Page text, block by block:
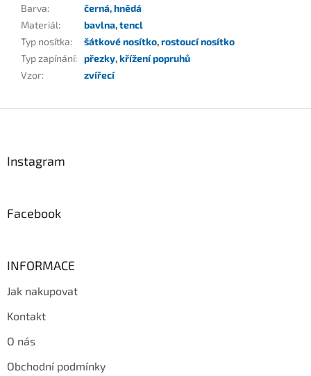
Barva: černá,hnědá
Materiál: bavlna,tencl
Typ nosítka: šátkové nosítko,rostoucí nosítko
Typ zapínání: přezky,křížení popruhů
Vzor: zvířecí
Instagram
Facebook
INFORMACE
Jak nakupovat
Kontakt
O nás
Obchodní podmínky